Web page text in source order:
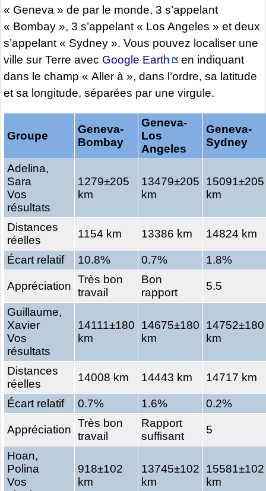
« Geneva » de par le monde, 3 s’appelant
« Bombay », 3 s’appelant « Los Angeles » et deux
s’appelant « Sydney ». Vous pouvez localiser une
ville sur Terre avec Google Earth
en indiquant
dans le champ « Aller à », dans l’ordre, sa latitude
et sa longitude, séparées par une virgule.
Groupe
Geneva-
Bombay
Geneva-
Los
Angeles
Geneva-
Sydney
Adelina,
Sara
Vos
résultats
1279±205
km
13479±205
km
15091±205
km
Distances
réelles
1154 km 13386 km 14824 km
Écart relatif 10.8% 0.7% 1.8%
Appréciation
Très bon
travail
Bon
rapport
5.5
Guillaume,
Xavier
Vos
résultats
14111±180
km
14675±180
km
14752±180
km
Distances
réelles
14008 km 14443 km 14717 km
Écart relatif 0.7% 1.6% 0.2%
Appréciation
Très bon
travail
Rapport
suffisant
5
Hoan,
Polina
Vos
918±102
km
13745±102
km
15581±102
km